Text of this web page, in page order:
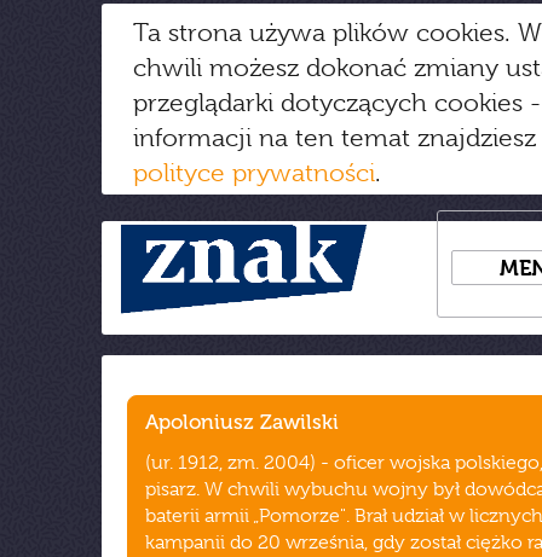
Ta strona używa plików cookies.
chwili możesz dokonać zmiany
przeglądarki dotyczących cookies
informacji na ten temat
polityce prywatności.
Apoloniusz Zawilski
(ur. 1912, zm. 2004) - oficer wojska
pisarz. W chwili wybuchu wojny był
baterii armii „Pomorze". Brał udział w
kampanii do 20 września, gdy został ciężko